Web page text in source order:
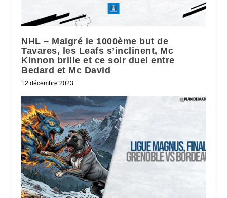
NHL – Malgré le 1000ème but de
Tavares, les Leafs s’inclinent, Mc
Kinnon brille et ce soir duel entre
Bedard et Mc David
12 décembre 2023